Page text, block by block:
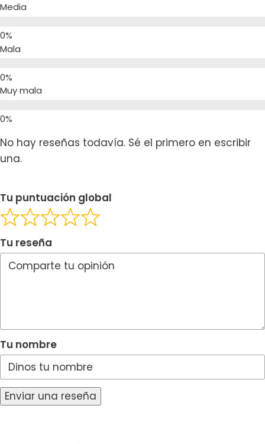
Media
Mala
Muy mala
No hay reseñas todavía. Sé el primero en escribir
una.
Tu puntuación global
Tu reseña
Tu nombre
Enviar una reseña